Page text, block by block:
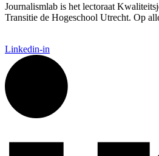
Journalismlab is het lectoraat
Transitie de Hogeschool Utrecht. Op
Linkedin-in